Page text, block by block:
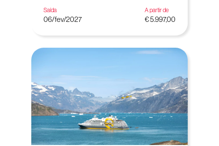
Saída
06/fev/2027
A partir de
€ 5.997,00